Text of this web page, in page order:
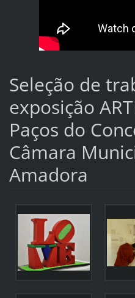
Seleção de
exposição
Paços do
Câmara
Amadora